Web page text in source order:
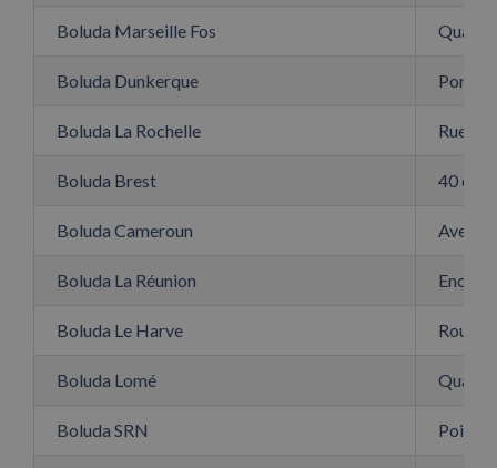
Boluda Marseille Fos Quai
Boluda Dunkerque Port
Boluda La Rochelle Rue
Boluda Brest 40
Boluda Cameroun
Boluda La Réunion
Boluda Le Harve Route
Boluda Lomé Quai
Boluda SRN Point